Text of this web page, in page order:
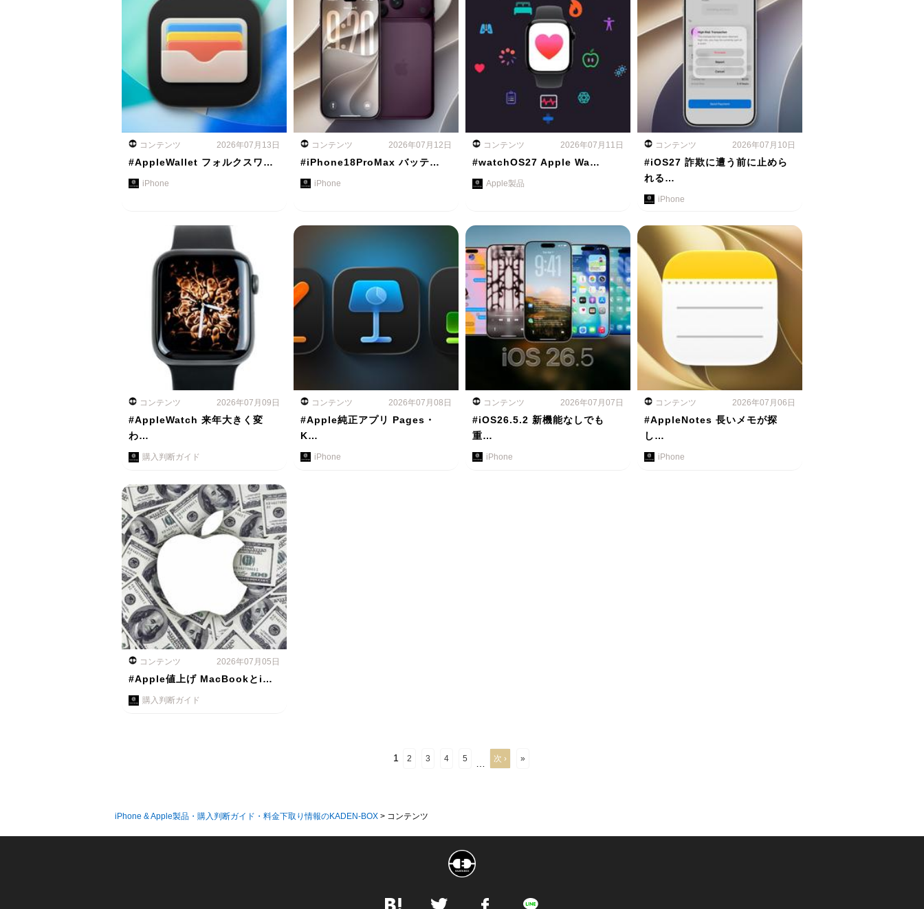
コンテンツ 2026年07月13日
#AppleWallet フォルクスワ…
iPhone
コンテンツ 2026年07月12日
#iPhone18ProMax バッテ…
iPhone
コンテンツ 2026年07月11日
#watchOS27 Apple Wa…
Apple製品
コンテンツ 2026年07月10日
#iOS27 詐欺に遭う前に止めら
れる…
iPhone
コンテンツ 2026年07月09日
#AppleWatch 来年大きく変
わ…
購入判断ガイド
コンテンツ 2026年07月08日
#Apple純正アプリ Pages・
K…
iPhone
コンテンツ 2026年07月07日
#iOS26.5.2 新機能なしでも
重…
iPhone
コンテンツ 2026年07月06日
#AppleNotes 長いメモが探
し…
iPhone
コンテンツ 2026年07月05日
#Apple値上げ MacBookとi…
購入判断ガイド
1 2 3 4 5 次 › »
iPhone & Apple製品・購入判断ガイド・料金下取り情報のKADEN-BOX > コンテンツ